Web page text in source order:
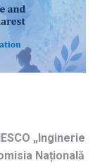
„Inginerie
Națională